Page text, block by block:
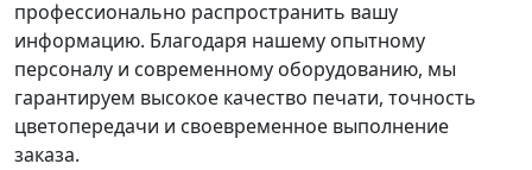
профессионально распространить вашу
информацию. Благодаря нашему опытному
персоналу и современному оборудованию, мы
гарантируем высокое качество печати, точность
цветопередачи и своевременное выполнение
заказа.